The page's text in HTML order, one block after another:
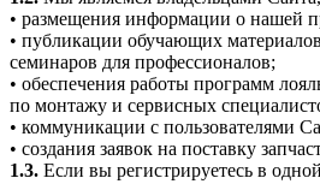
• размещения информации о нашей
• публикации обучающих
семинаров для профессионалов;
• обеспечения работы программ
по монтажу и сервисных
• коммуникации с пользователями
• создания заявок на поставку
1.3. Если вы регистрируетесь в